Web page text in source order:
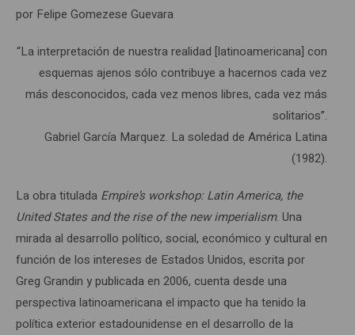
por Felipe Gomezese Guevara
“La interpretación de nuestra realidad [latinoamericana] con
esquemas ajenos sólo contribuye a hacernos cada vez
más desconocidos, cada vez menos libres, cada vez más
solitarios”.
Gabriel García Marquez. La soledad de América Latina
(1982).
La obra titulada Empire’s workshop: Latin America, the
United States and the rise of the new imperialism. Una
mirada al desarrollo político, social, económico y cultural en
función de los intereses de Estados Unidos, escrita por
Greg Grandin y publicada en 2006, cuenta desde una
perspectiva latinoamericana el impacto que ha tenido la
política exterior estadounidense en el desarrollo de la